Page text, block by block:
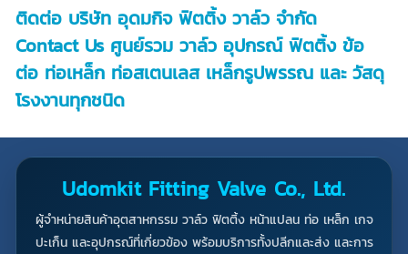
ติดต่อ บริษัท อุดมกิจ ฟิตติ้ง วาล์ว จำกัด
Contact Us ศูนย์รวม วาล์ว อุปกรณ์ ฟิตติ้ง ข้อ
ต่อ ท่อเหล็ก ท่อสเตนเลส เหล็กรูปพรรณ และ วัสดุ
โรงงานทุกชนิด
Udomkit Fitting Valve Co., Ltd.
ผู้จำหน่ายสินค้าอุตสาหกรรม วาล์ว ฟิตติ้ง หน้าแปลน ท่อ เหล็ก เกจ
ปะเก็น และอุปกรณ์ที่เกี่ยวข้อง พร้อมบริการทั้งปลีกและส่ง และการ